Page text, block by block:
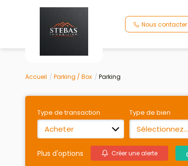
Nous contacter
Accueil Parking / Box Parking
Type de transaction
Acheter
Type de bien
Sélectionnez...
Plus d'options Créer une alerte